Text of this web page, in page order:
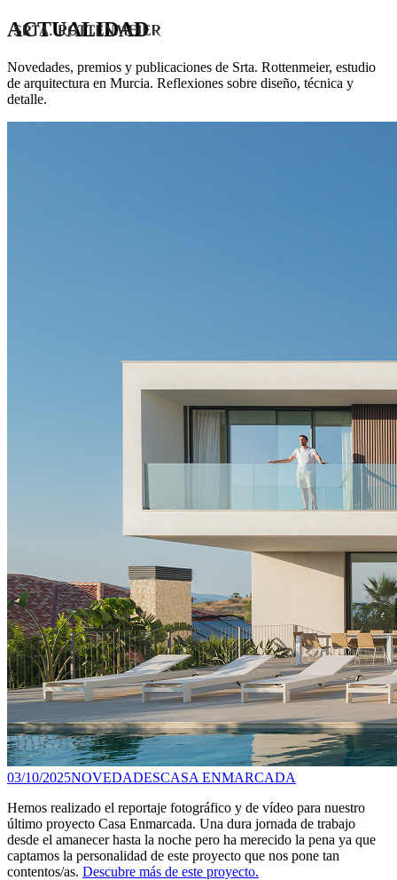
ACTUALIDAD
Novedades, premios y publicaciones de Srta. Rottenmeier, estudio
de arquitectura en Murcia. Reflexiones sobre diseño, técnica y
detalle.
03/10/2025NOVEDADESCASA ENMARCADA
Hemos realizado el reportaje fotográfico y de vídeo para nuestro
último proyecto Casa Enmarcada. Una dura jornada de trabajo
desde el amanecer hasta la noche pero ha merecido la pena ya que
captamos la personalidad de este proyecto que nos pone tan
contentos/as. Descubre más de este proyecto.